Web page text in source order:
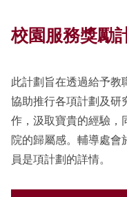
校園服務獎勵
此計劃旨在透過給予教
協助推行各項計劃及研
作，汲取寶貴的經驗，
院的歸屬感。輔導處會
員是項計劃的詳情。